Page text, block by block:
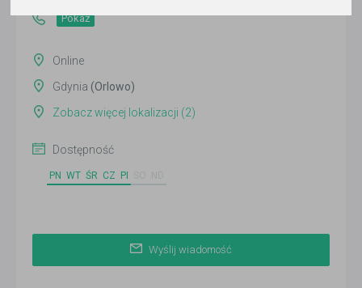
Pokaż
Online
Gdynia (Orlowo)
Zobacz więcej lokalizacji (2)
Dostępność
PN WT ŚR CZ PI
Wyślij wiadomość